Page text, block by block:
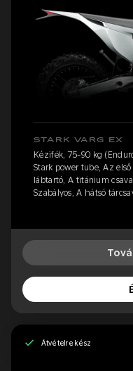
STARK VARG EX
Kézifék, 75-90 kg
Stark power tube, Az
lábtartó, A titánium
Szabályos, A hátsó
Átvételre kész